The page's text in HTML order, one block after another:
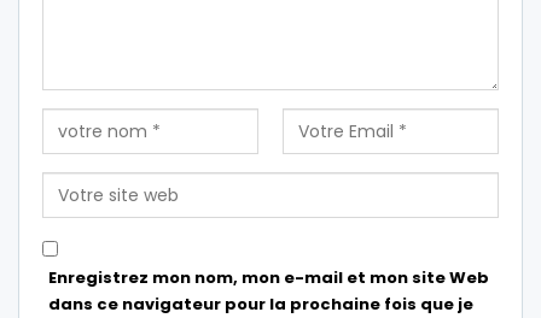
Enregistrez mon nom, mon e-mail et mon site Web
dans ce navigateur pour la prochaine fois que je